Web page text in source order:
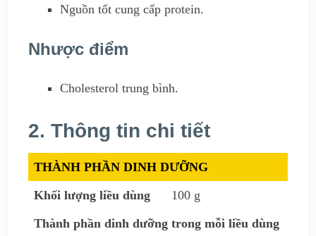
Nguồn tốt cung cấp protein.
Nhược điểm
Cholesterol trung bình.
2. Thông tin chi tiết
THÀNH PHẦN DINH DƯỠNG
Khối lượng liều dùng
100 g
Thành phần dinh dưỡng trong mỗi liều dùng